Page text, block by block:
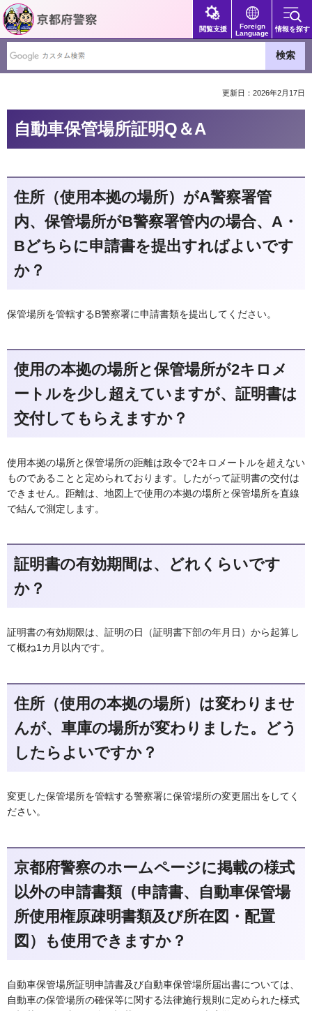
京都府警察
閲覧支援
Foreign
Language
情報を探す
更新日：2026年2月17日
自動車保管場所証明Q＆A
住所（使用本拠の場所）がA警察署管
内、保管場所がB警察署管内の場合、A・
Bどちらに申請書を提出すればよいです
か？
保管場所を管轄するB警察署に申請書類を提出してください。
使用の本拠の場所と保管場所が2キロメ
ートルを少し超えていますが、証明書は
交付してもらえますか？
使用本拠の場所と保管場所の距離は政令で2キロメートルを超えない
ものであることと定められております。したがって証明書の交付は
できません。距離は、地図上で使用の本拠の場所と保管場所を直線
で結んで測定します。
証明書の有効期間は、どれくらいです
か？
証明書の有効期限は、証明の日（証明書下部の年月日）から起算し
て概ね1カ月以内です。
住所（使用の本拠の場所）は変わりませ
んが、車庫の場所が変わりました。どう
したらよいですか？
変更した保管場所を管轄する警察署に保管場所の変更届出をしてく
ださい。
京都府警察のホームページに掲載の様式
以外の申請書類（申請書、自動車保管場
所使用権原疎明書類及び所在図・配置
図）
も使用できますか？
自動車保管場所証明申請書及び自動車保管場所届出書については、
自動車の保管場所の確保等に関する法律施行規則に定められた様式